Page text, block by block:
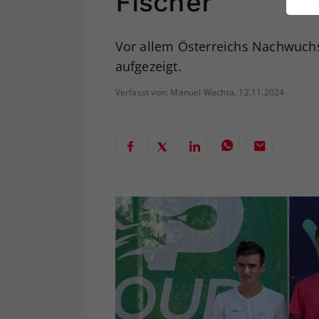
Vor allem Österreichs
aufgezeigt.
Verfasst von: Manuel Wachta, 12.11.2024